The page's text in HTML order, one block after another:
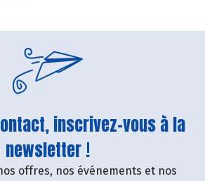
inscrivez-vous à la
newsletter !
offres, nos événements et nos